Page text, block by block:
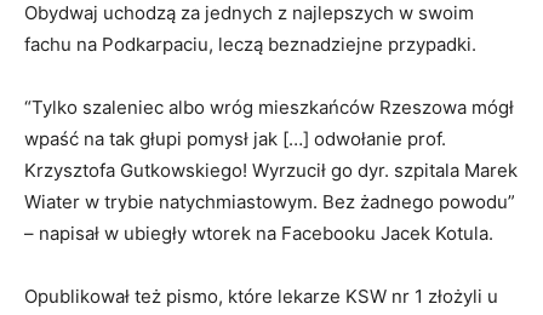
Obydwaj uchodzą za jednych z najlepszych w swoim
fachu na Podkarpaciu, leczą beznadziejne przypadki.
“Tylko szaleniec albo wróg mieszkańców Rzeszowa mógł
wpaść na tak głupi pomysł jak […] odwołanie prof.
Krzysztofa Gutkowskiego! Wyrzucił go dyr. szpitala Marek
Wiater w trybie natychmiastowym. Bez żadnego powodu”
– napisał w ubiegły wtorek na Facebooku Jacek Kotula.
Opublikował też pismo, które lekarze KSW nr 1 złożyli u